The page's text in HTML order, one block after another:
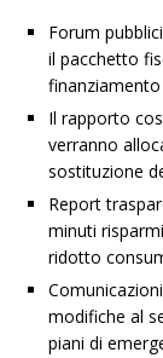
Forum
il pacchetto
finanziamento
Il rapporto
verranno
sostituzione
Report
minuti
ridotto
modifiche al
piani di